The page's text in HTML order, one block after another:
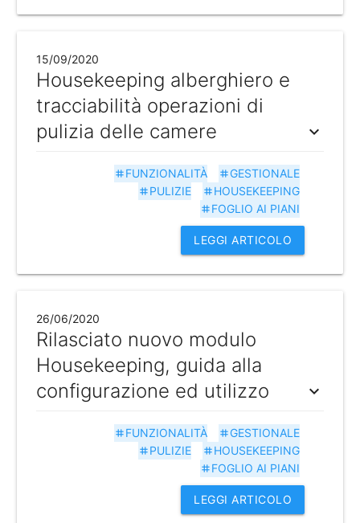
15/09/2020
Housekeeping alberghiero e
tracciabilità operazioni di
pulizia delle camere
expand_more
tag GESTIONALE
tag FUNZIONALITÀ
tag HOUSEKEEPING
tag PULIZIE
tag FOGLIO AI PIANI
LEGGI ARTICOLO
26/06/2020
Rilasciato nuovo modulo
Housekeeping, guida alla
configurazione ed utilizzo
expand_more
tag GESTIONALE
tag FUNZIONALITÀ
tag HOUSEKEEPING
tag PULIZIE
tag FOGLIO AI PIANI
LEGGI ARTICOLO